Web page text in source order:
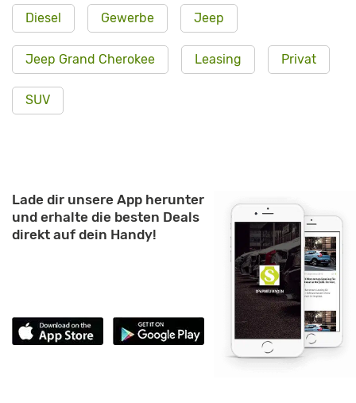
Diesel Gewerbe Jeep
Jeep Grand Cherokee Leasing Privat
SUV
Lade dir unsere App herunter
und erhalte die besten Deals
direkt auf dein Handy!